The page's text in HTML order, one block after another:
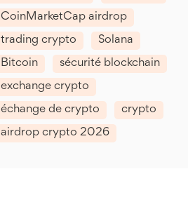
CoinMarketCap airdrop
trading crypto Solana
Bitcoin sécurité blockchain
exchange crypto
échange de crypto crypto
airdrop crypto 2026